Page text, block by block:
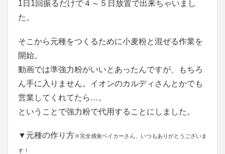
1日1回振るだけで４～５日放置で出来ちゃいまし
た。
そこから元種をつくるために小麦粉と混ぜる作業を
開始。
動画では準強力粉がいいとあったんですが、もちろ
ん手に入りません。イオンのカルディさんとかでも
営業してくれてたら…。
ということで強力粉で代用することにしました。
▼元種の作り方※完全感覚ベイカーさん、いつもありがとうございま
す！